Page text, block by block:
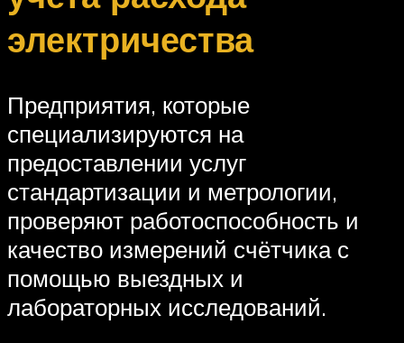
электричества
Предприятия, которые
специализируются на
предоставлении услуг
стандартизации и метрологии,
проверяют работоспособность и
качество измерений счётчика с
помощью выездных и
лабораторных исследований.